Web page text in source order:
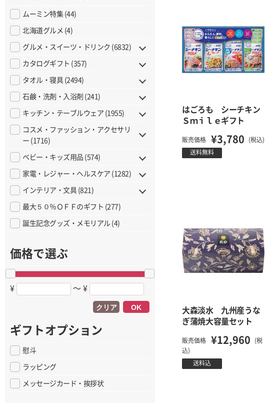
はごろも シーチキン
Ｓｍｉｌｅギフト
販売価格 ¥3,780 (税込)
送料無料
大森淡水 九州産うな
ぎ蒲焼大容量セット
販売価格 ¥12,960
(税
込)
送料込
ムーミン特集 (44)
北海道グルメ (4)
グルメ・スイーツ・ドリンク (6832)
カタログギフト (357)
タオル・寝具 (2494)
石鹸・洗剤・入浴剤 (241)
キッチン・テーブルウェア (1955)
コスメ・ファッション・アクセサリ
ー (1716)
ベビー・キッズ用品 (574)
家電・レジャー・ヘルスケア (1282)
インテリア・文具 (821)
最大５０％ＯＦＦのギフト (277)
誕生記念グッズ・メモリアル (4)
価格で選ぶ
¥ 〜 ¥
OK
クリア
ギフトオプション
慰斗
ラッピング
メッセージカード・挨拶状